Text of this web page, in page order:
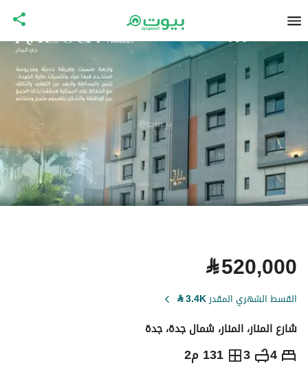
⃁520,000
القسط الشهري المقدر3.4K
⃁
شارع المنار، المنار، شمال جدة، جدة
4
3 131 م2 ⃁
520,000